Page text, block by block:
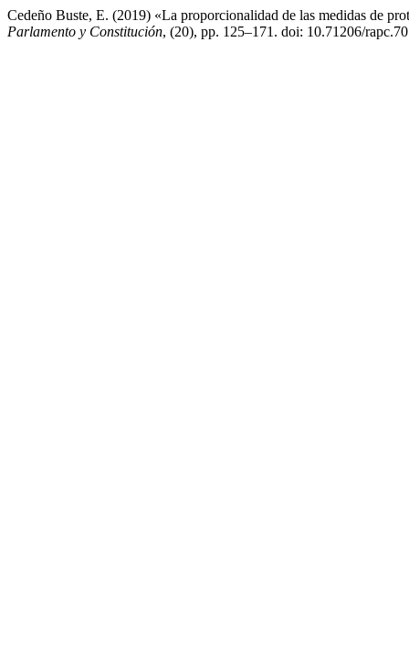
Cedeño Buste, E. (2019) «La proporcionalidad de las medidas de
Parlamento y Constitución, (20), pp. 125–171. doi: 10.71206/